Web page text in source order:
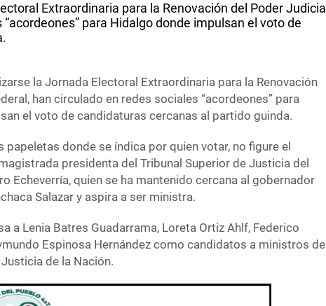
Extraordinaria para la Renovación del Poder Judicial
para Hidalgo donde impulsan el voto de
la Jornada Electoral Extraordinaria para la Renovación
han circulado en redes sociales “acordeones” para
el voto de candidaturas cercanas al partido guinda.
papeletas donde se índica por quien votar, no figure el
presidenta del Tribunal Superior de Justicia del
Echeverría, quien se ha mantenido cercana al gobernador
Salazar y aspira a ser ministra.
a Lenia Batres Guadarrama, Loreta Ortiz Ahlf, Federico
Espinosa Hernández como candidatos a ministros de
de la Nación.